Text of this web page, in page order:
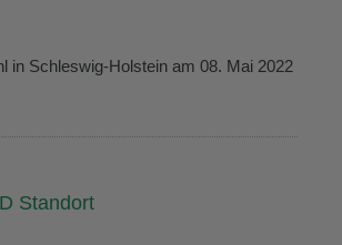
in Schleswig-Holstein am 08. Mai 2022
Standort